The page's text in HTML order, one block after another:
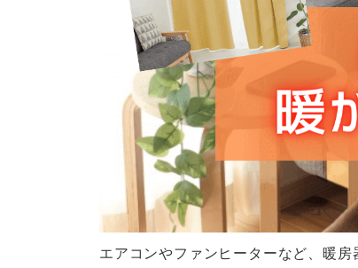
エアコンやファンヒーターなど、暖